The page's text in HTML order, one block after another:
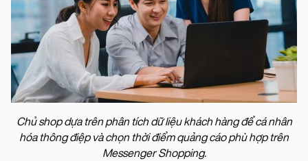
Chủ shop dựa trên phân tích dữ liệu khách hàng để cá nhân
hóa thông điệp và chọn thời điểm quảng cáo phù hợp trên
Messenger Shopping.